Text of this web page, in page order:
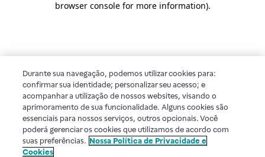
browser console for more information).
Durante sua navegação, podemos utilizar cookies para:
confirmar sua identidade; personalizar seu acesso; e
acompanhar a utilização de nossos websites, visando o
aprimoramento de sua funcionalidade. Alguns cookies são
essenciais para nossos serviços, outros opcionais. Você
poderá gerenciar os cookies que utilizamos de acordo com
suas preferências. Nossa Política de Privacidade e
Cookies